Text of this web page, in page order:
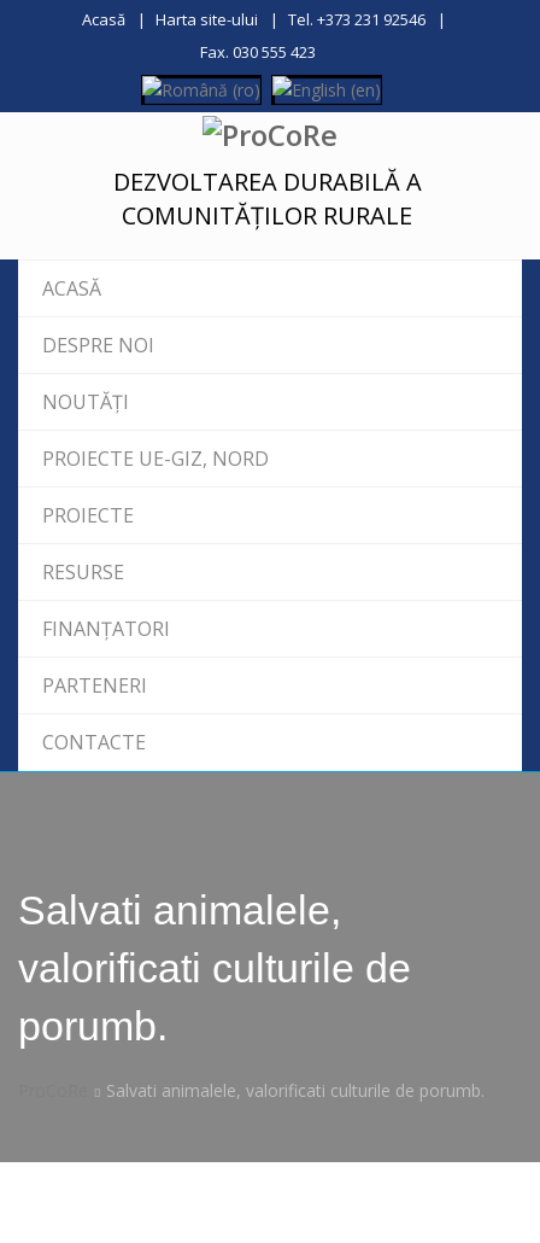
Acasă Harta site-ului
Tel. +373 231 92546
Fax. 030 555 423
DEZVOLTAREA DURABILĂ A
COMUNITĂȚILOR RURALE
ACASĂ
DESPRE NOI
NOUTĂȚI
PROIECTE UE-GIZ, NORD
PROIECTE
RESURSE
FINANȚATORI
PARTENERI
CONTACTE
Salvati animalele,
valorificati culturile de
porumb.
Salvati animalele, valorificati culturile de porumb.